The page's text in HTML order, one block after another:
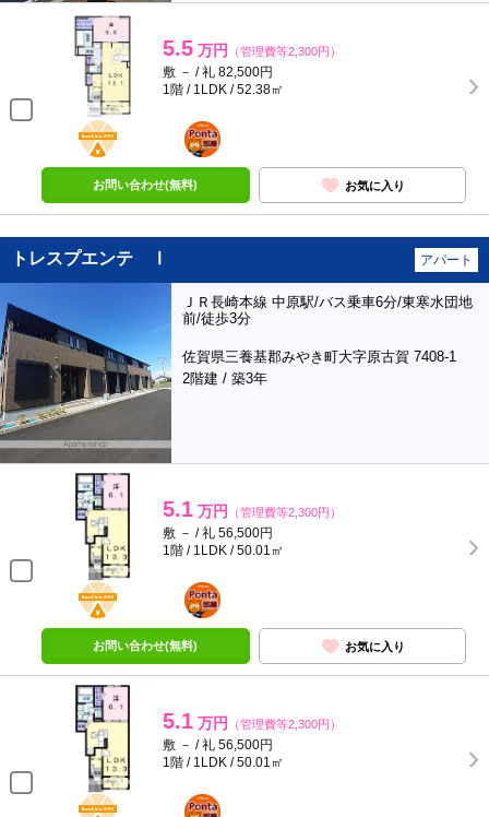
5.5 万円 （管理費等2,300円）
敷 － / 礼 82,500円
1階 / 1LDK / 52.38㎡
BunChinPAY
ポンタ
部屋
お問い合わせ(無料) お気に入り
トレスプエンテ Ⅰ アパート
ＪＲ長崎本線 中原駅/バス乗車6分/東寒水団地
前/徒歩3分
佐賀県三養基郡みやき町大字原古賀 7408-1
2階建 / 築3年
5.1 万円 （管理費等2,300円）
敷 － / 礼 56,500円
1階 / 1LDK / 50.01㎡
BunChinPAY
ポンタ
部屋
お問い合わせ(無料) お気に入り
5.1 万円 （管理費等2,300円）
敷 － / 礼 56,500円
1階 / 1LDK / 50.01㎡
BunChinPAY
ポンタ
部屋